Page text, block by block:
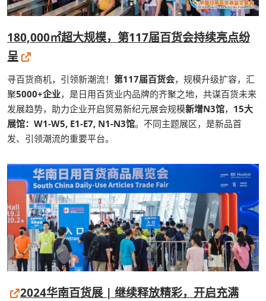
180,000㎡超大规模，第117届百货会持续亮点纷
呈
寻百货商机，引领新潮流！ 第117届百货会，规模升级扩容，汇
聚5000+企业，是日用百货业内品牌的齐聚之地，共谋百货未来
发展趋势，助力企业开启贸易新纪元展会规模新增N3馆， 15大
展馆：W1-W5, E1-E7, N1-N3馆。不同主题展区，是新品首
发、引领潮流的重要平台。
2024华南百货展 | 继续释放精彩，开启充满